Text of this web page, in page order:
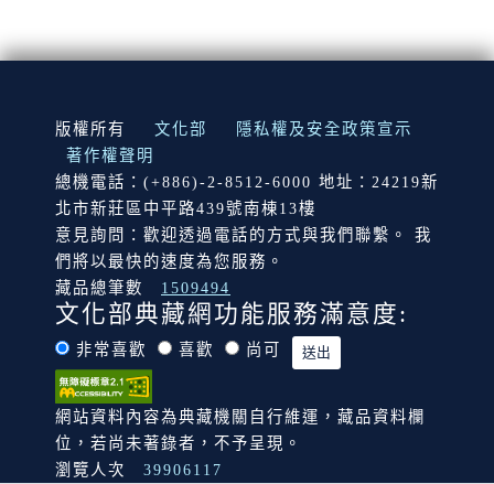
:::
版權所有 文化部
隱私權及安全政策宣示
著作權聲明
總機電話：(+886)-2-8512-6000 地址：24219新
北市新莊區中平路439號南棟13樓
意見詢問：歡迎透過電話的方式與我們聯繫。 我
們將以最快的速度為您服務。
藏品總筆數
1509494
文化部典藏網功能服務滿意度:
非常喜歡 喜歡 尚可
網站資料內容為典藏機關自行維運，藏品資料欄
位，若尚未著錄者，不予呈現。
瀏覽人次
39906117